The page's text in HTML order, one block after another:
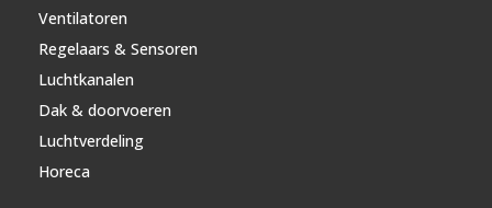
Ventilatoren
Regelaars & Sensoren
Luchtkanalen
Dak & doorvoeren
Luchtverdeling
Horeca